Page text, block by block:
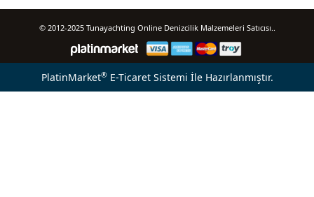
© 2012-2025 Tunayachting Online Denizcilik Malzemeleri Satıcısı..
PlatinMarket®E-Ticaret Sistemi İle Hazırlanmıştır.